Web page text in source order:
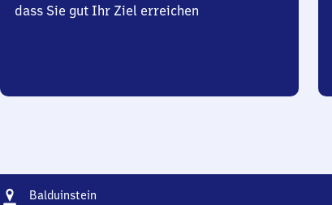
dass Sie gut Ihr Ziel erreichen
Adresse
Balduinstein